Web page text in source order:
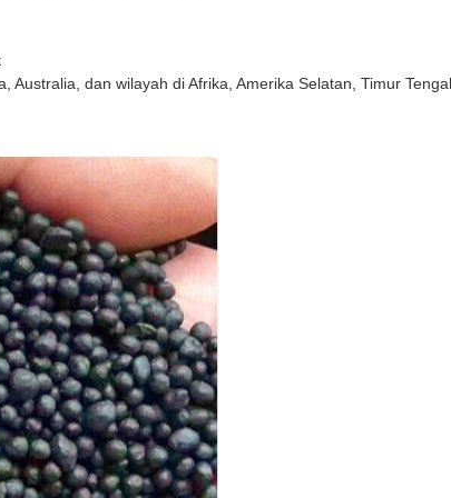
dan wilayah di Afrika, Amerika Selatan, Timur